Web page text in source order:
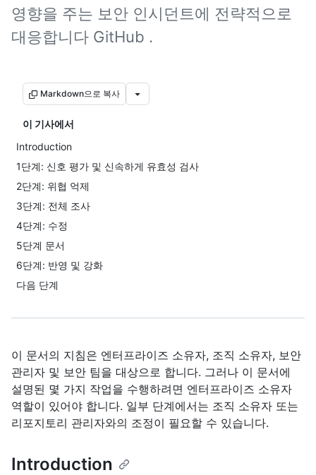
영향을 주는 보안 인시던트에 전략적으로
대응합니다 GitHub .
Markdown으로 복사
이 기사에서
Introduction
1단계: 신호 평가 및 신속하게 유효성 검사
2단계: 위협 억제
3단계: 전체 조사
4단계: 수정
5단계 문서
6단계: 반영 및 강화
다음 단계
이 문서의 지침은 엔터프라이즈 소유자, 조직 소유자, 보안
관리자 및 보안 팀을 대상으로 합니다. 그러나 이 문서에
설명된 몇 가지 작업을 수행하려면 엔터프라이즈 소유자
역할이 있어야 합니다. 일부 단계에서는 조직 소유자 또는
리포지토리 관리자와의 조정이 필요할 수 있습니다.
Introduction